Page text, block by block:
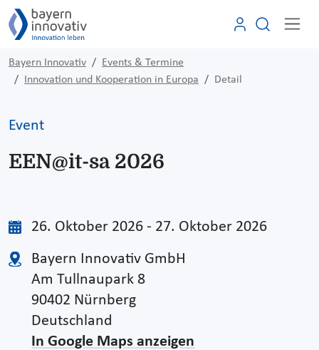
Bayern Innovativ
Events & Termine
Innovation und Kooperation in Europa
Detail
Event
EEN@it-sa 2026
26. Oktober 2026 - 27. Oktober 2026
Bayern Innovativ GmbH
Am Tullnaupark 8
90402 Nürnberg
Deutschland
In Google Maps anzeigen